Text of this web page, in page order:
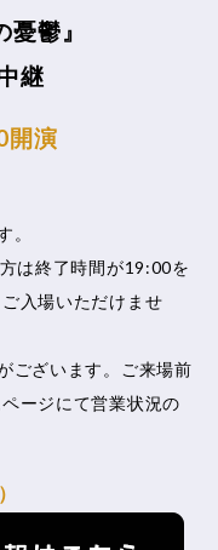
鬱』
継
開演
。
は終了時間が19:00を
入場いただけませ
ございます。ご来場前
ージにて営業状況の